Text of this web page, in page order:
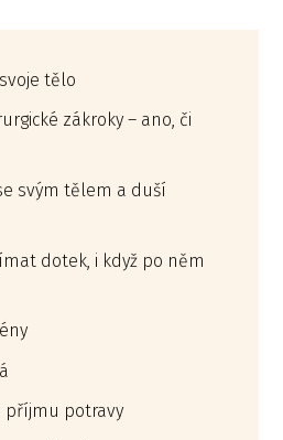
tělo
zákroky – ano, či
svým tělem a duší
dotek, i když po něm
příjmu potravy